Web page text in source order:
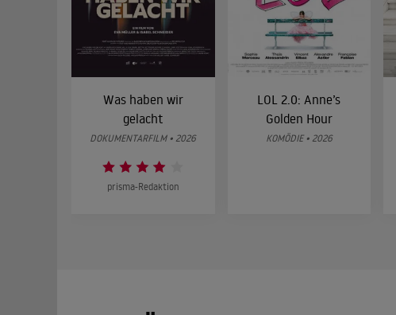
Was haben wir
gelacht
DOKUMENTARFILM • 2026
prisma-Redaktion
LOL 2.0: Anne’s
Golden Hour
KOMÖDIE • 2026